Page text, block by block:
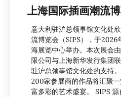
上海国际插画潮流
意大利驻沪总领事馆文化处
流博览会（SIPS），于2026
海展览中心举办。本次展会
限公司与上海新华发行集团
驻沪总领事馆文化处的支持
200家参展商的作品将汇聚
富多彩的艺术盛宴。 SIPS